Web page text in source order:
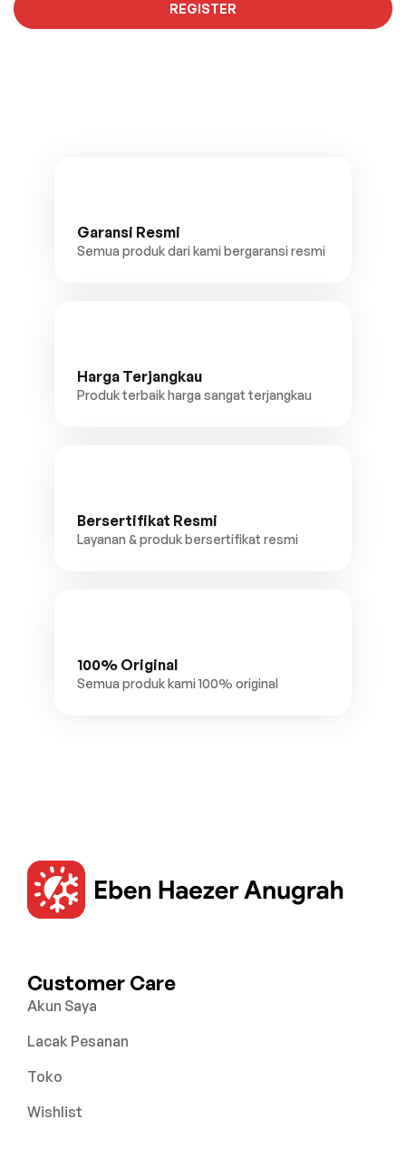
REGISTER
Garansi Resmi
Semua produk dari kami bergaransi resmi
Harga Terjangkau
Produk terbaik harga sangat terjangkau
Bersertifikat Resmi
Layanan & produk bersertifikat resmi
100% Original
Semua produk kami 100% original
Customer Care
Akun Saya
Lacak Pesanan
Toko
Wishlist